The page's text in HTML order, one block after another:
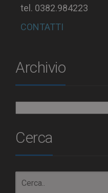
tel. 0382.984223
CONTATTI
Archivio
Cerca